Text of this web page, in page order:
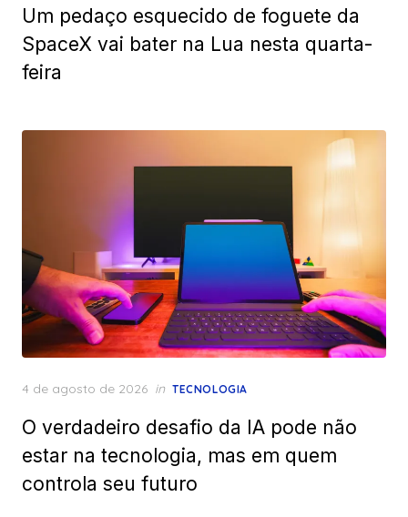
Um pedaço esquecido de foguete da
SpaceX vai bater na Lua nesta quarta-
feira
Posted
4 de agosto de 2026 in TECNOLOGIA
O verdadeiro desafio da IA pode não
estar na tecnologia, mas em quem
controla seu futuro